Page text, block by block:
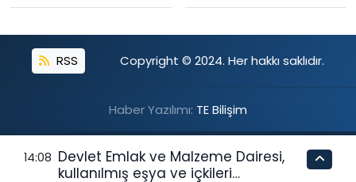
RSS Copyright © 2024. Her hakkı saklıdır.
Haber Yazılımı: TE Bilişim
14:08 Devlet Emlak ve Malzeme Dairesi,
kullanılmış eşya ve içkileri